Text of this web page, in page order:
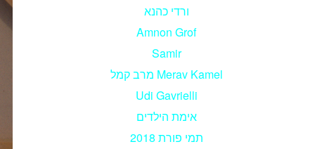
ורדי כהנא
Amnon Grof
Samir
מרב קמל Merav Kamel
Udi Gavrielli
אימת הילדים
תמי פורת 2018